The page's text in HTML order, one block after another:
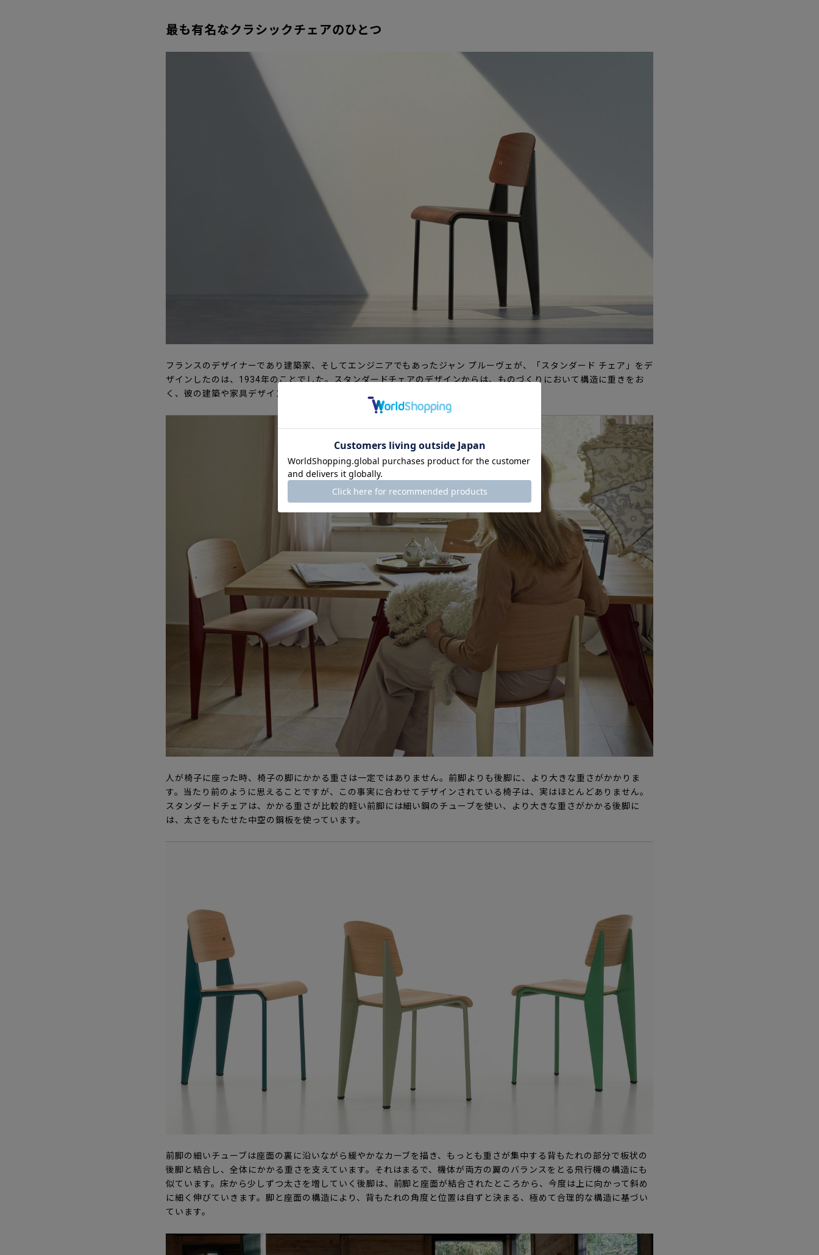
最も有名なクラシックチェアのひとつ
フランスのデザイナーであり建築家、そしてエンジニアでもあったジャン プルーヴェが、「スタンダード チェア」をデ
ザインしたのは、1934年のことでした。スタンダードチェアのデザインからは、ものづくりにおいて構造に重きをお
く、彼の建築や家具デザインにまで貫かれる哲学が感じられます。
人が椅子に座った時、椅子の脚にかかる重さは一定ではありません。前脚よりも後脚に、より大きな重さがかかりま
す。当たり前のように思えることですが、この事実に合わせてデザインされている椅子は、実はほとんどありません。
スタンダードチェアは、かかる重さが比較的軽い前脚には細い鋼のチューブを使い、より大きな重さがかかる後脚に
は、太さをもたせた中空の鋼板を使っています。
前脚の細いチューブは座面の裏に沿いながら緩やかなカーブを描き、もっとも重さが集中する背もたれの部分で板状の
後脚と結合し、全体にかかる重さを支えています。それはまるで、機体が両方の翼のバランスをとる飛行機の構造にも
似ています。床から少しずつ太さを増していく後脚は、前脚と座面が結合されたところから、今度は上に向かって斜め
に細く伸びていきます。脚と座面の構造により、背もたれの角度と位置は自ずと決まる、極めて合理的な構造に基づい
ています。